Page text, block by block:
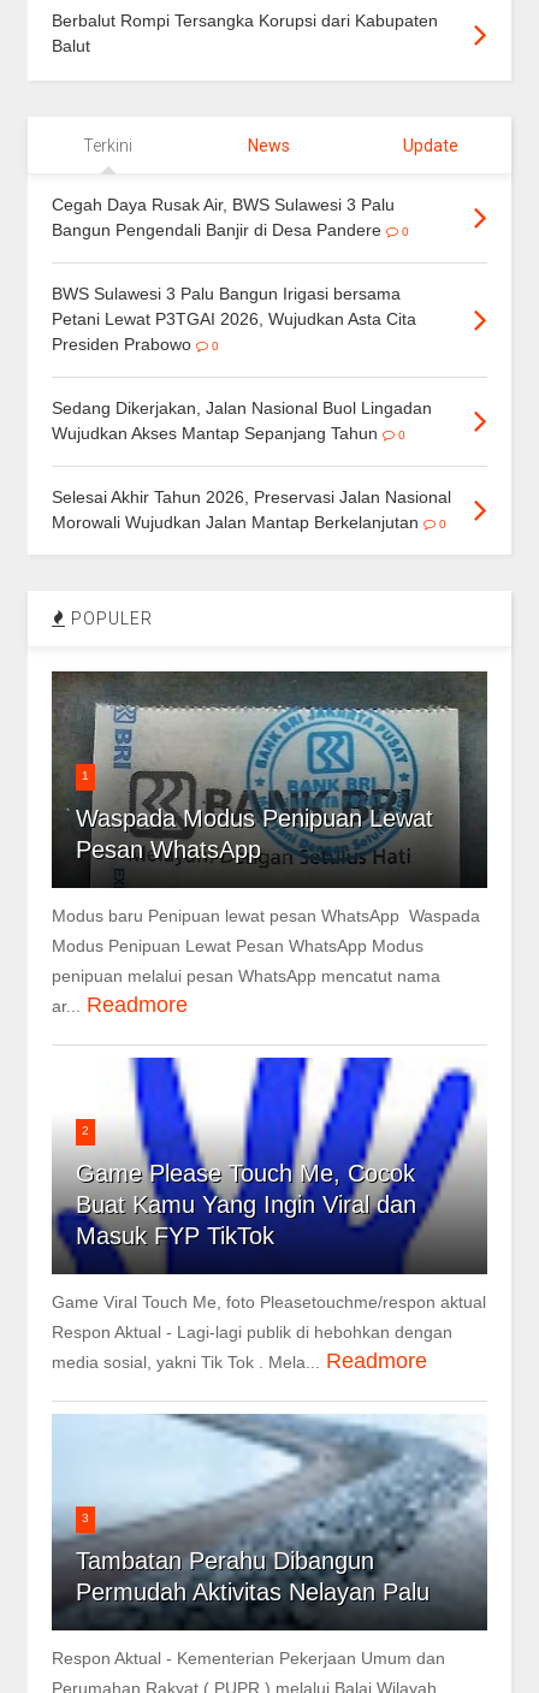
Berbalut Rompi Tersangka Korupsi dari Kabupaten
Balut
Terkini News Update
Cegah Daya Rusak Air, BWS Sulawesi 3 Palu
Bangun Pengendali Banjir di Desa Pandere
0
BWS Sulawesi 3 Palu Bangun Irigasi bersama
Petani Lewat P3TGAI 2026, Wujudkan Asta Cita
Presiden Prabowo
0
Sedang Dikerjakan, Jalan Nasional Buol Lingadan
Wujudkan Akses Mantap Sepanjang Tahun
0
Selesai Akhir Tahun 2026, Preservasi Jalan Nasional
Morowali Wujudkan Jalan Mantap Berkelanjutan
0
POPULER
1
Waspada Modus Penipuan Lewat
Pesan WhatsApp
Modus baru Penipuan lewat pesan WhatsApp Waspada
Modus Penipuan Lewat Pesan WhatsApp Modus
penipuan melalui pesan WhatsApp mencatut nama
ar...
Readmore
2
Game Please Touch Me, Cocok
Buat Kamu Yang Ingin Viral dan
Masuk FYP TikTok
Game Viral Touch Me, foto Pleasetouchme/respon aktual
Respon Aktual - Lagi-lagi publik di hebohkan dengan
media sosial, yakni Tik Tok . Mela...
Readmore
3
Tambatan Perahu Dibangun
Permudah Aktivitas Nelayan Palu
Respon Aktual - Kementerian Pekerjaan Umum dan
Perumahan Rakyat ( PUPR ) melalui Balai Wilayah